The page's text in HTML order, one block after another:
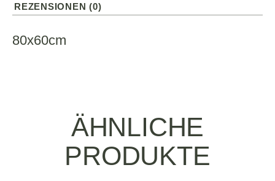
REZENSIONEN (0)
80x60cm
ÄHNLICHE
PRODUKTE